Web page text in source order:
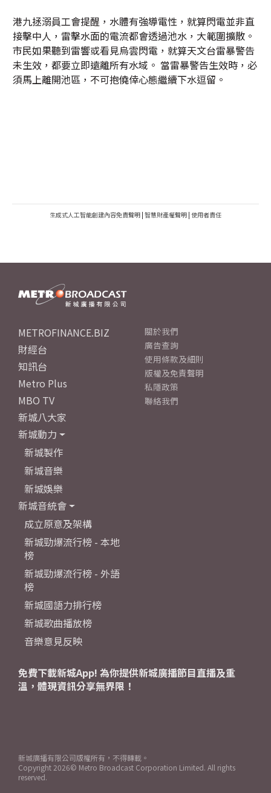
港九拯溺員工會提醒，水體有強導電性，就算閃電並非直
接擊中人，雷擊水面的電流都會透過池水，大範圍擴散。
市民如果聽到雷響或看見烏雲閃電，就算天文台雷暴警告
未生效，都要立即遠離所有水域。 當雷暴警告生效時，必
須馬上離開池區，不可抱僥倖心態繼續下水逗留。
生成式人工智能創建內容免責聲明 | 智慧財產權聲明 | 使用者責任
METROFINANCE.BIZ
財經台
知訊台
Metro Plus
MBO TV
新城八大家
新城動力
新城製作
新城音樂
新城娛樂
新城音統會
成立原意及架構
新城勁爆流行榜 - 本地
榜
新城勁爆流行榜 - 外語
榜
新城國語力排行榜
新城歌曲播放榜
音樂意見反映
關於我們
廣告查詢
使用條款及細則
版權及免責聲明
私隱政策
聯絡我們
免費下載新城App! 為你提供新城廣播節目直播及重
溫，體現資訊分享無界限！
新城廣播有限公司版權所有，不得轉載。
Copyright 2026© Metro Broadcast Corporation Limited. All rights
reserved.